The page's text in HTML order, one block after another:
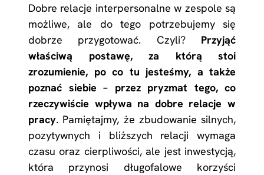
Dobre relacje interpersonalne w zespole są
możliwe, ale do tego potrzebujemy się
dobrze przygotować. Czyli? Przyjąć
właściwą postawę, za którą stoi
zrozumienie, po co tu jesteśmy, a także
poznać siebie – przez pryzmat tego, co
rzeczywiście wpływa na dobre relacje w
pracy. Pamiętajmy, że zbudowanie silnych,
pozytywnych i bliższych relacji wymaga
czasu oraz cierpliwości, ale jest inwestycją,
która przynosi długofalowe korzyści